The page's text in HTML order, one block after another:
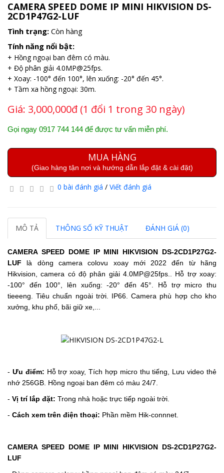
CAMERA SPEED DOME IP MINI HIKVISION DS-
2CD1P47G2-LUF
Tình trạng: Còn hàng
Tính năng nổi bật:
+ Hồng ngoại ban đêm có màu.
+ Độ phân giải 4.0MP@25fps.
+ Xoay: -100° đến 100°, lên xuống: -20° đến 45°.
+ Tầm xa hồng ngoại: 30m.
Giá: 3,000,000đ (1 đổi 1 trong 30 ngày)
Gọi ngay 0917 744 144 để được tư vấn miễn phí.
MUA HÀNG
(Giao hàng tận nơi và hướng dẫn lắp đặt & cài đặt)
0 bài đánh giá / Viết đánh giá
MÔ TẢ THÔNG SỐ KỸ THUẬT ĐÁNH GIÁ (0)
CAMERA SPEED DOME IP MINI HIKVISION DS-2CD1P27G2-
LUF là dòng camera colovu xoay mới 2022 đến từ hãng
Hikvision, camera có độ phân giải 4.0MP@25fps.
. Hỗ trợ xoay:
-100° đến 100°, lên xuống: -20° đến 45°. Hỗ trợ micro thu
tieeeng. Tiêu chuẩn ngoài trời. IP66. Camera phù hợp cho kho
xưởng, khu phố, bãi giữ xe,...
- Ưu điểm: Hỗ trợ xoay, Tích hợp micro thu tiếng, Lưu video thẻ
nhớ 256GB. Hồng ngoại ban đêm có màu 24/7.
- Vị trí lắp đặt: Trong nhà hoặc trực tiếp ngoài trời.
- Cách xem trên điện thoại: Phần mềm Hik-connnet.
CAMERA SPEED DOME IP MINI HIKVISION DS-2CD1P27G2-
LUF